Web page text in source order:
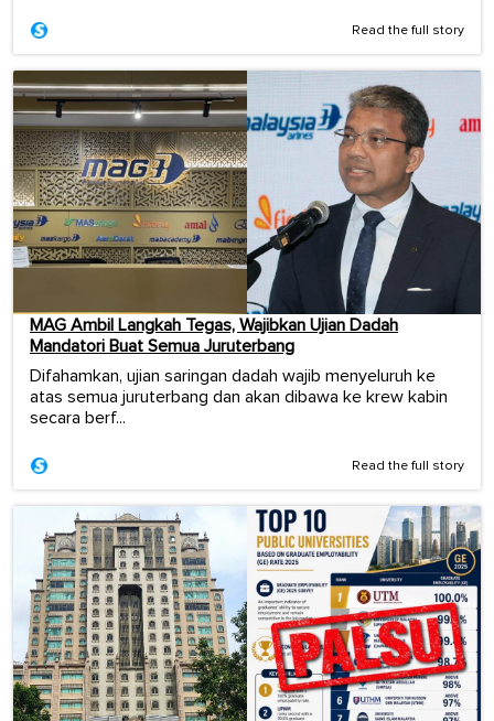
Read the full story
MAG Ambil Langkah Tegas, Wajibkan Ujian Dadah
Mandatori Buat Semua Juruterbang
Difahamkan, ujian saringan dadah wajib menyeluruh ke
atas semua juruterbang dan akan dibawa ke krew kabin
secara berf...
Read the full story